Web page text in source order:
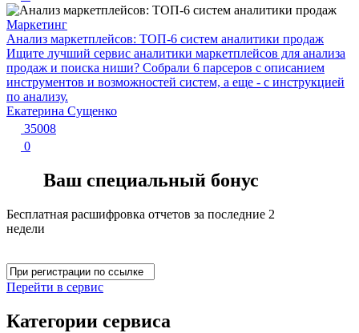
Маркетинг
Анализ маркетплейсов: ТОП-6 систем аналитики продаж
Ищите лучший сервис аналитики маркетплейсов для анализа
продаж и поиска ниши? Собрали 6 парсеров с описанием
инструментов и возможностей систем, а еще - с инструкцией
по анализу.
Екатерина Сущенко
35008
0
Ваш специальный бонус
Бесплатная расшифровка отчетов за последние 2
недели
Перейти в сервис
Категории сервиса